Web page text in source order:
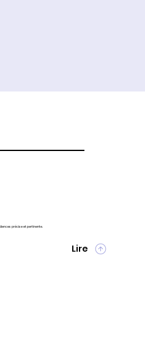
précise et pertinente.
Lire